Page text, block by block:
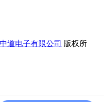
道电子有限公司 版权所